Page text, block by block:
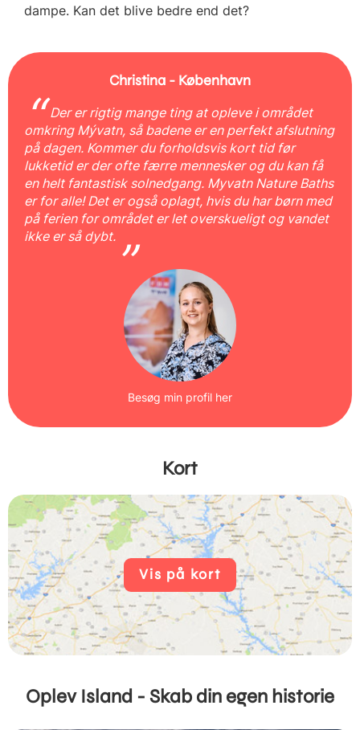
dampe. Kan det blive bedre end det?
Christina - København
Der er rigtig mange ting at opleve i området
omkring Mývatn, så badene er en perfekt afslutning
på dagen. Kommer du forholdsvis kort tid før
lukketid er der ofte færre mennesker og du kan få
en helt fantastisk solnedgang. Myvatn Nature Baths
er for alle! Det er også oplagt, hvis du har børn med
på ferien for området er let overskueligt og vandet
ikke er så dybt.
Besøg min profil her
Kort
Vis på kort
Oplev Island - Skab din egen historie